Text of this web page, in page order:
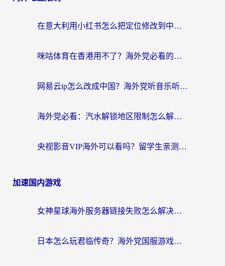
在意大利用小红书怎么把定位修改到中国国内？3个实用技巧+1个靠谱工具帮你搞定
咪咕体育在香港用不了？海外党必看的回国加速器选择指南（附3个真实场景解决方案）
网易云ip怎么改成中国？海外党听音乐听书的无痛解决方案
海外党必看：汽水解锁地区限制怎么解除？3招解决国内影音&生活服务难题
央视影音VIP海外可以看吗？留学生亲测有效的回国加速器选择指南
加速国内游戏
女神星球海外服务器链接失败怎么解决？海外党国服游戏加速避坑指南
日本怎么玩君临传奇？海外党国服游戏加速避坑指南（附菲律宾欧洲玩家实测）